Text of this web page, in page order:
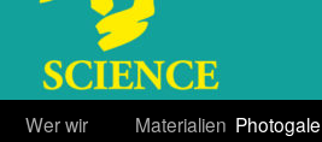
Wer wir
Materialien